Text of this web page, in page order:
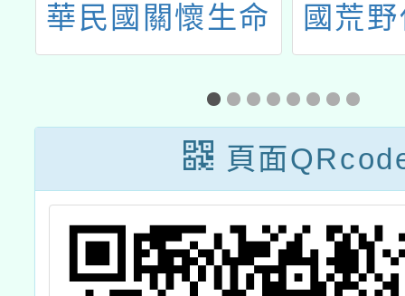
華民國關懷生命
協會2026動保扎
根教師研習「一
起守護牠」
國荒
辦理
環境
簡
頁面